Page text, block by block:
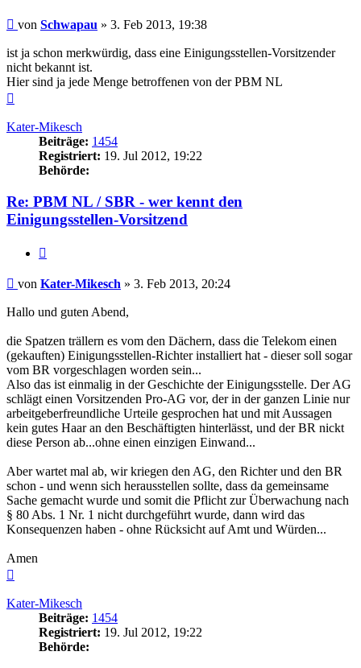
Beitrag
von Schwapau » 3. Feb 2013, 19:38
ist ja schon merkwürdig, dass eine Einigungsstellen-Vorsitzender
nicht bekannt ist.
Hier sind ja jede Menge betroffenen von der PBM NL
Kater-Mikesch
Beiträge: 1454
Registriert: 19. Jul 2012, 19:22
Behörde:
Re: PBM NL / SBR - wer kennt den
Einigungsstellen-Vorsitzend
Beitrag
von Kater-Mikesch » 3. Feb 2013, 20:24
Hallo und guten Abend,
die Spatzen trällern es vom den Dächern, dass die Telekom einen
(gekauften) Einigungsstellen-Richter installiert hat - dieser soll sogar
vom BR vorgeschlagen worden sein...
Also das ist einmalig in der Geschichte der Einigungsstelle. Der AG
schlägt einen Vorsitzenden Pro-AG vor, der in der ganzen Linie nur
arbeitgeberfreundliche Urteile gesprochen hat und mit Aussagen
kein gutes Haar an den Beschäftigten hinterlässt, und der BR nickt
diese Person ab...ohne einen einzigen Einwand...
Aber wartet mal ab, wir kriegen den AG, den Richter und den BR
schon - und wenn sich herausstellen sollte, dass da gemeinsame
Sache gemacht wurde und somit die Pflicht zur Überwachung nach
§ 80 Abs. 1 Nr. 1 nicht durchgeführt wurde, dann wird das
Konsequenzen haben - ohne Rücksicht auf Amt und Würden...
Amen
Kater-Mikesch
Beiträge: 1454
Registriert: 19. Jul 2012, 19:22
Behörde: